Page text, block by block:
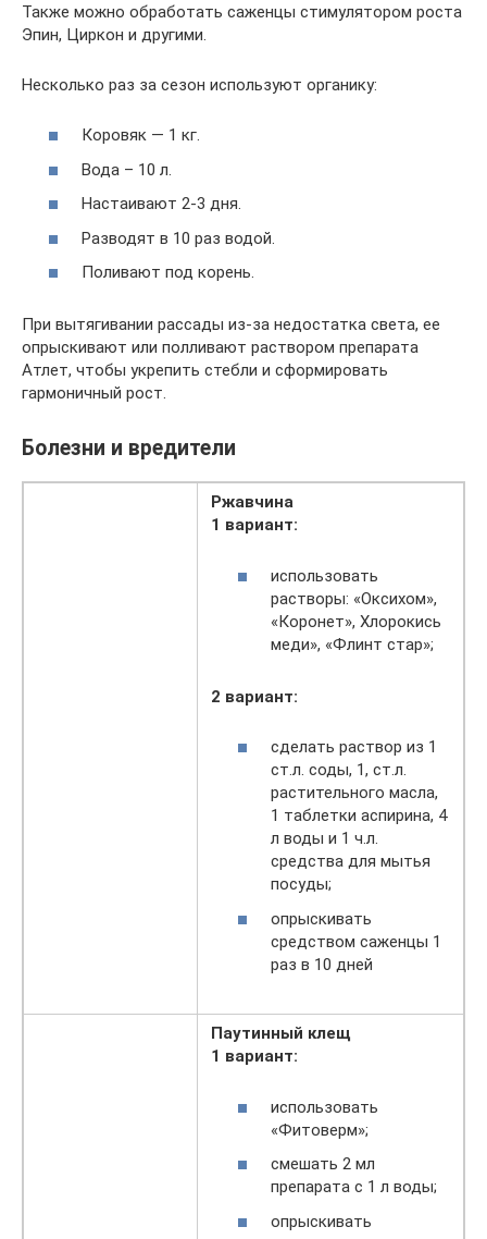
Также можно обработать саженцы стимулятором роста
Эпин, Циркон и другими.
Несколько раз за сезон используют органику:
Коровяк — 1 кг.
Вода – 10 л.
Настаивают 2-3 дня.
Разводят в 10 раз водой.
Поливают под корень.
При вытягивании рассады из-за недостатка света, ее
опрыскивают или полливают раствором препарата
Атлет, чтобы укрепить стебли и сформировать
гармоничный рост.
Болезни и вредители
Ржавчина
1 вариант:
использовать
растворы: «Оксихом»,
«Коронет», Хлорокись
меди», «Флинт стар»;
2 вариант:
сделать раствор из 1
ст.л. соды, 1, ст.л.
растительного масла,
1 таблетки аспирина, 4
л воды и 1 ч.л.
средства для мытья
посуды;
опрыскивать
средством саженцы 1
раз в 10 дней
Паутинный клещ
1 вариант:
использовать
«Фитоверм»;
смешать 2 мл
препарата с 1 л воды;
опрыскивать